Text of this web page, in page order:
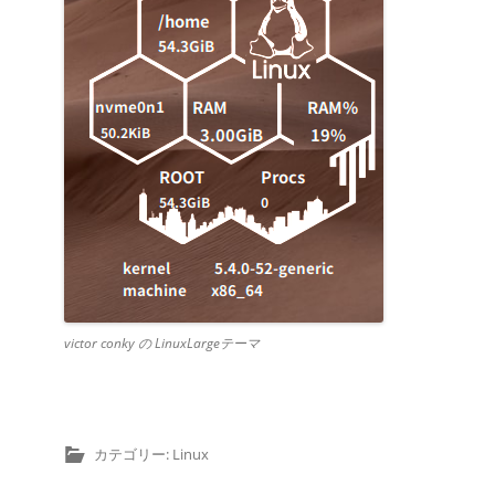
victor conky の LinuxLargeテーマ
カテゴリー: Linux